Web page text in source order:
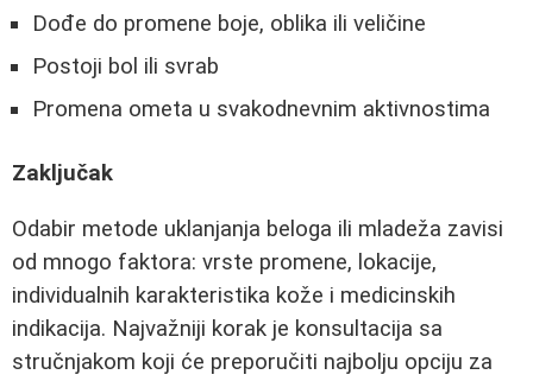
Dođe do promene boje, oblika ili veličine
Postoji bol ili svrab
Promena ometa u svakodnevnim aktivnostima
Zaključak
Odabir metode uklanjanja beloga ili mladeža zavisi
od mnogo faktora: vrste promene, lokacije,
individualnih karakteristika kože i medicinskih
indikacija. Najvažniji korak je konsultacija sa
stručnjakom koji će preporučiti najbolju opciju za